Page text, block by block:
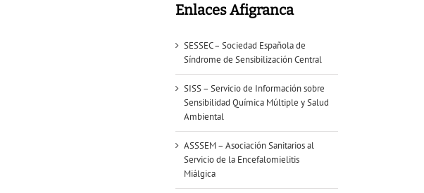
Enlaces Afigranca
SESSEC – Sociedad Española de
Síndrome de Sensibilización Central
SISS – Servicio de Información sobre
Sensibilidad Química Múltiple y Salud
Ambiental
ASSSEM – Asociación Sanitarios al
Servicio de la Encefalomielitis
Miálgica